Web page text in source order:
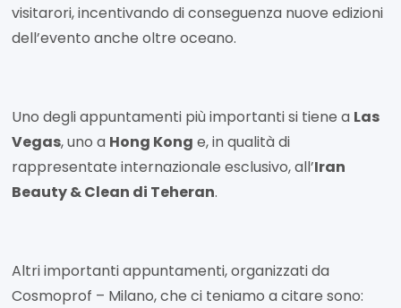
visitarori, incentivando di conseguenza nuove edizioni
dell’evento anche oltre oceano.
Uno degli appuntamenti più importanti si tiene a Las
Vegas, uno a Hong Kong e, in qualità di
rappresentate internazionale esclusivo, all’Iran
Beauty & Clean di Teheran.
Altri importanti appuntamenti, organizzati da
Cosmoprof – Milano, che ci teniamo a citare sono: